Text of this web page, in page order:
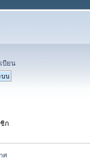
บียน
ก
ศ